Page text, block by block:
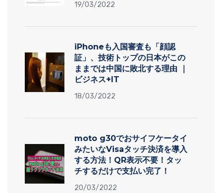
19/03/2022
iPhoneも入国審査も「顔認
証」、技術トップの日本がこの
ままでは中国に敗北する理由 ｜
ビジネス+IT
18/03/2022
moto g30でおサイフケータイ
みたいなVisaタッチ決済を導入
する方法！QR表示不要！タッ
チするだけで支払い完了！
20/03/2022